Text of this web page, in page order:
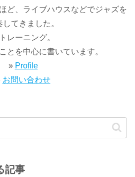
ど、ライブハウスなどでジャズを
してきました。
レーニング。
とを中心に書いています。
» Profile
お問い合わせ
記事